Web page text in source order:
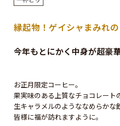
縁起物！ゲイシャまみれの
今年もとにかく中身が超豪
お正月限定コーヒー。
果実味のある上質なチョコレート
生キャラメルのようななめらかな
皆様に福が訪れますように。